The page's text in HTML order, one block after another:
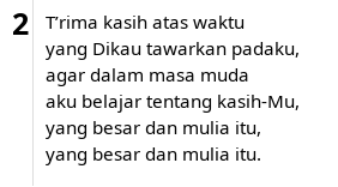
2
T’rima kasih atas waktu
yang Dikau tawarkan padaku,
agar dalam masa muda
aku belajar tentang kasih-Mu,
yang besar dan mulia itu,
yang besar dan mulia itu.